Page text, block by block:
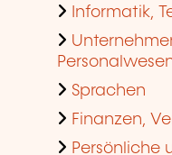
Informatik,
Sprachen
Finanzen,
Persönliche